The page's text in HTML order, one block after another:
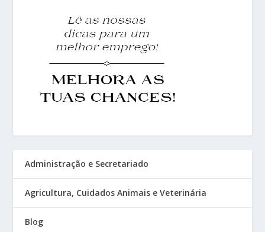
Administração e Secretariado
Agricultura, Cuidados Animais e Veterinária
Blog